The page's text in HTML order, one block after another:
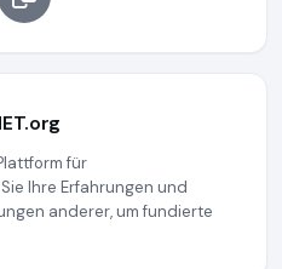
für
Ihre Erfahrungen und
anderer, um fundierte